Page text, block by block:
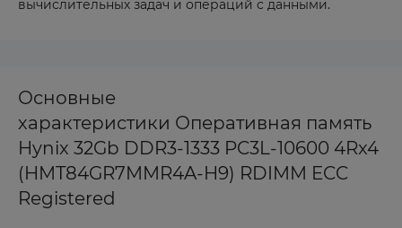
вычислительных задач и операций с данными.
Основные
характеристики Оперативная память
Hynix 32Gb DDR3-1333 PC3L-10600 4Rx4
(HMT84GR7MMR4A-H9) RDIMM ECC
Registered